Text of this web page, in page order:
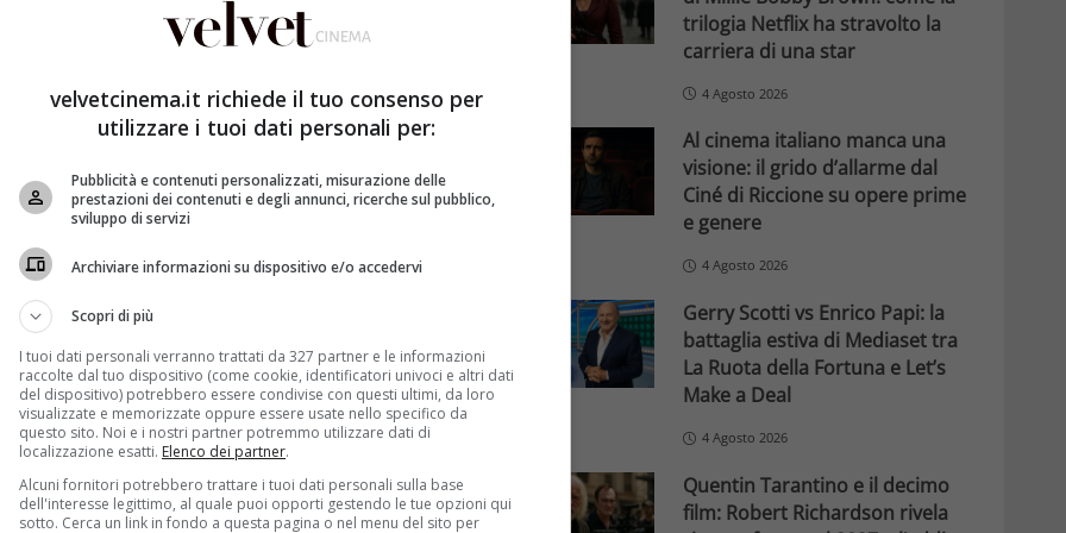
in trappola,Tutto può succedere,L’amore non va in
nelle sale da oggi, 15 ottobre,
. Questacoppia è inedita, ad alcuni potrebbe
molto bene
questa volta dà al pubblico ciò che il pubblico si
all’insegna dell’allegria, della leggerezza e
ma non si esce insoddisfatti dal cinema. Anzi.
invece accaduto più volte negli ultimi tempi.
di viaggio . InterpretaBen, un sessantenne
a un programma per stagisti senior
Come boss si ritroverà una giovane e
(Hathaway): è lei la fondatrice dell’azienda in
trilogia Netflix ha stravolto la
carriera di una star
4 Agosto 2026
Al cinema italiano manca una
visione: il grido d’allarme dal
Ciné di Riccione su opere prime
e genere
4 Agosto 2026
Gerry Scotti vs Enrico Papi: la
battaglia estiva di Mediaset tra
La Ruota della Fortuna e Let’s
Make a Deal
4 Agosto 2026
Quentin Tarantino e il decimo
film: Robert Richardson rivela
velvetcinema.it richiede il tuo consenso per
utilizzare i tuoi dati personali per:
Pubblicità e contenuti personalizzati, misurazione delle
prestazioni dei contenuti e degli annunci, ricerche sul pubblico,
sviluppo di servizi
Archiviare informazioni su dispositivo e/o accedervi
Scopri di più
I tuoi dati personali verranno trattati da 327 partner e le informazioni
raccolte dal tuo dispositivo (come cookie, identificatori univoci e altri dati
del dispositivo) potrebbero essere condivise con questi ultimi, da loro
visualizzate e memorizzate oppure essere usate nello specifico da
questo sito. Noi e i nostri partner potremmo utilizzare dati di
localizzazione esatti. Elenco dei partner.
Alcuni fornitori potrebbero trattare i tuoi dati personali sulla base
dell'interesse legittimo, al quale puoi opporti gestendo le tue opzioni qui
sotto. Cerca un link in fondo a questa pagina o nel menu del sito per